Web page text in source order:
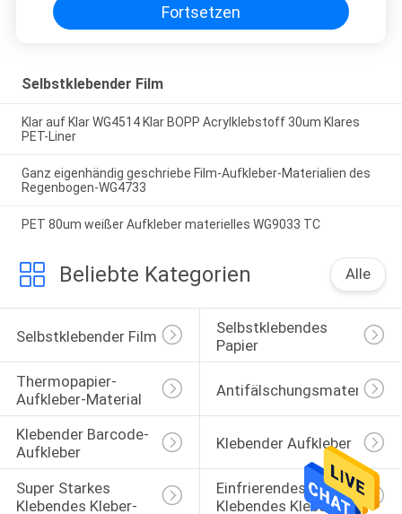
Fortsetzen
Selbstklebender Film
Klar auf Klar WG4514 Klar BOPP Acrylklebstoff 30um Klares
PET-Liner
Ganz eigenhändig geschriebe Film-Aufkleber-Materialien des
Regenbogen-WG4733
PET 80um weißer Aufkleber materielles WG9033 TC
Beliebte Kategorien Alle
Selbstklebender Film
Selbstklebendes
Papier
Thermopapier-
Aufkleber-Material
Antifälschungsmaterialien
Klebender Barcode-
Aufkleber
Klebender Aufkleber
Super Starkes
Klebendes Kleber-
Einfrierendes
Klebendes Kleber-